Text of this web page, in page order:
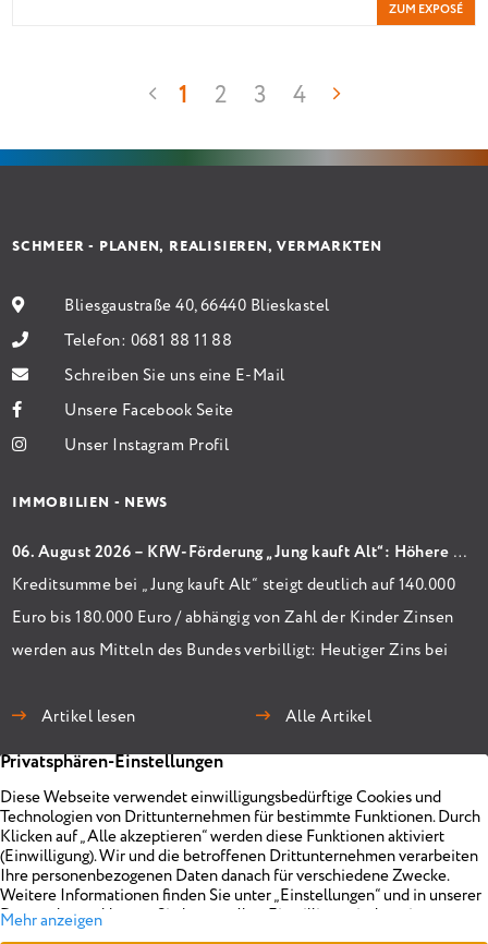
ZUM EXPOSÉ
1 2 3 4
SCHMEER - PLANEN, REALISIEREN, VERMARKTEN
Bliesgaustraße 40, 66440 Blieskastel
Telefon: 0681 88 11 88
Schreiben Sie uns eine E-Mail
Unsere Facebook Seite
Unser Instagram Profil
IMMOBILIEN - NEWS
06. August 2026 – KfW-Förderung „Jung kauft Alt“: Höhere Kredite ab August 2026
Kreditsumme bei „Jung kauft Alt“ steigt deutlich auf 140.000
Euro bis 180.000 Euro / abhängig von Zahl der Kinder Zinsen
werden aus Mitteln des Bundes verbilligt: Heutiger Zins bei
Zinsbindung Antragstellende verpflichten sich zu
energetischer Sanierung binnen 54 Monaten nach
Artikel lesen Alle Artikel
Immobilien
Unternehmen
Projekte
Planen
Vermarkten